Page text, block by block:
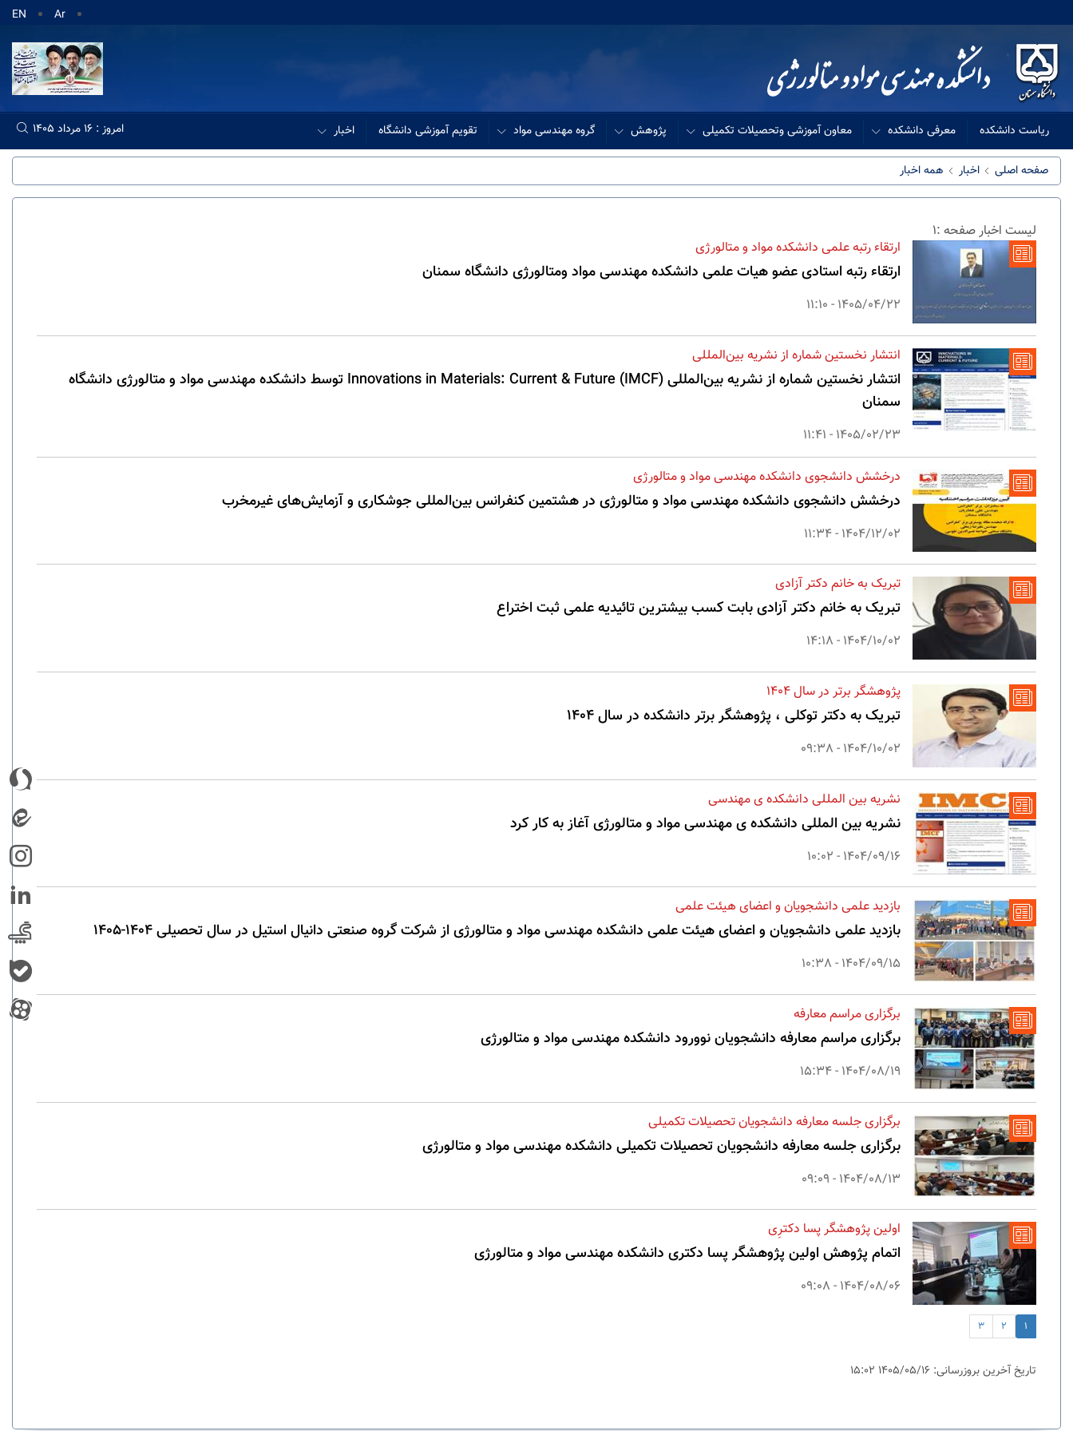
EN Ar
ریاست دانشکده معرفی دانشکده معاون آموزشی وتحصیلات تکمیلی پژوهش گروه مهندسی مواد تقویم آموزشی دانشگاه اخبار امروز : 16 مرداد 1405
صفحه اصلی اخبار همه اخبار
لیست اخبار صفحه :1
ارتقاء رتبه علمی دانشکده مواد و متالورژی
ارتقاء رتبه استادی عضو هیات علمی دانشکده مهندسی مواد ومتالورژی دانشگاه سمنان
1405/04/22 - 11:10
انتشار نخستین شماره از نشریه بین‌المللی
انتشار نخستین شماره از نشریه بین‌المللی Innovations in Materials: Current & Future (IMCF) توسط دانشکده مهندسی مواد و متالورژی دانشگاه
سمنان
1405/02/23 - 11:41
درخشش دانشجوی دانشکده مهندسی مواد و متالورژی
درخشش دانشجوی دانشکده مهندسی مواد و متالورژی در هشتمین کنفرانس بین‌المللی جوشکاری و آزمایش‌های غیرمخرب
1404/12/02 - 11:34
تبریک به خانم دکتر آزادی
تبریک به خانم دکتر آزادی بابت کسب بیشترین تائیدیه علمی ثبت اختراع
1404/10/02 - 14:18
پژوهشگر برتر در سال 1404
تبریک به دکتر توکلی ، پژوهشگر برتر دانشکده در سال 1404
1404/10/02 - 09:38
نشریه بین المللی دانشکده ی مهندسی
نشریه بین المللی دانشکده ی مهندسی مواد و متالورژی آغاز به کار کرد
1404/09/16 - 10:02
بازدید علمی دانشجویان و اعضای هیئت علمی
بازدید علمی دانشجویان و اعضای هیئت علمی دانشکده مهندسی مواد و متالورژی از شرکت گروه صنعتی دانیال استیل در سال تحصیلی 1404-1405
1404/09/15 - 10:38
برگزاری مراسم معارفه
برگزاری مراسم معارفه دانشجویان نوورود دانشکده مهندسی مواد و متالورژی
1404/08/19 - 15:34
برگزاری جلسه معارفه دانشجویان تحصیلات تکمیلی
برگزاری جلسه معارفه دانشجویان تحصیلات تکمیلی دانشکده مهندسی مواد و متالورژی
1404/08/13 - 09:09
اولین پژوهشگر پسا دکترِی
اتمام پژوهش اولین پژوهشگر پسا دکتری دانشکده مهندسی مواد و متالورژی
1404/08/06 - 09:08
1
2
3
تاریخ آخرین بروزرسانی: 1405/05/16 15:02